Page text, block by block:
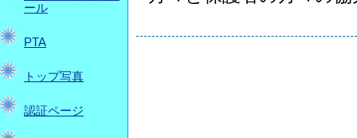
ール
PTA
トップ写真
認証ページ